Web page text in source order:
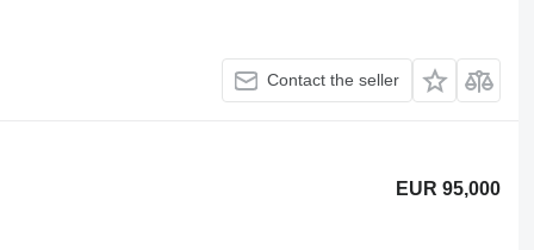
Contact the seller
EUR 95,000